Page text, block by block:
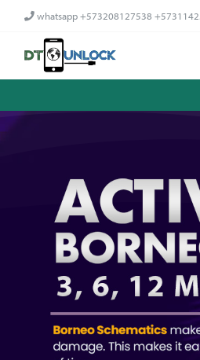
whatsapp +573208127538